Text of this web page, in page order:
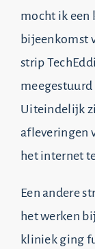
mocht ik een
bijeenkomst
strip
Uiteindelijk
afleveringen
het internet
Een andere
het werken
kliniek ging